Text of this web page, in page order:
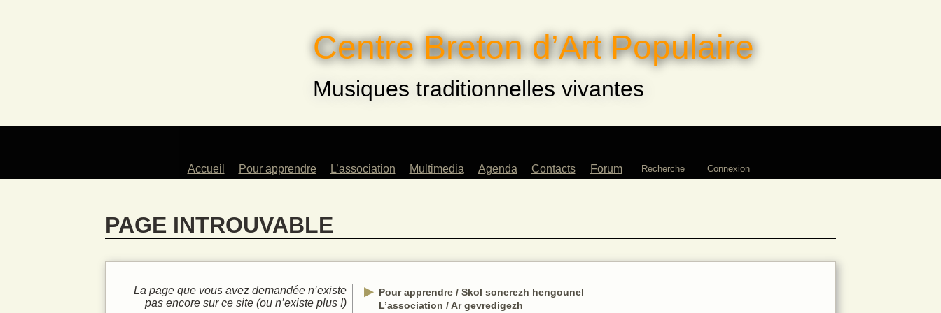
Centre Breton d’Art Populaire
Musiques traditionnelles vivantes
Accueil
Pour apprendre
Les instruments
enseignés
La danse
traditionnelle
L’association
Multimedia
Agenda Contacts Forum Recherche Connexion
PAGE INTROUVABLE
La page que vous avez demandée n’existe
pas encore sur ce site (ou n’existe plus !)
Pour apprendre / Skol sonerezh hengounel
L’association / Ar gevredigezh